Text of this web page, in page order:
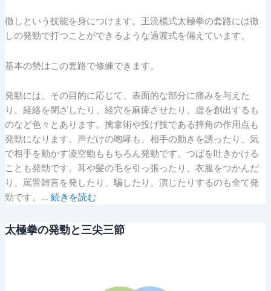
徹しという技能を身につけます。王流楊式太極拳の套路には徹
しの発勁で打つことができるような過渡式を備えています。
基本の勢はこの套路で修練できます。
発勁には、その目的に応じて、表面的な部分に痛みを与えた
り、経絡を閉ざしたり、経穴を麻痺させたり、虚を創出するも
のなど色々とあります。擒拿術や投げ技である摔角の作用点も
発勁になります。声だけの咆哮も、相手の動きを誘ったり、気
で相手を動かす凌空勁ももちろん発勁です。つばを吐きかける
ことも発勁です。耳や髪の毛を引っ張ったり、衣服をつかんだ
り、罵詈雑言を発したり、騙したり、演じたりするのも全て発
勁です。… 続きを読む
太極拳の発勁と三尖三節